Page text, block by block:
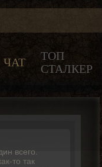
ЧАТ
ТОП
СТАЛКЕР
всего.
то так